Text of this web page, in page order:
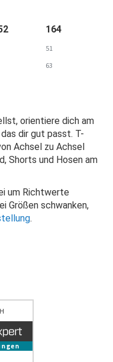
164
51
63
orientiere dich am
dir gut passt. T-
Achsel zu Achsel
Shorts und Hosen am
um Richtwerte
Größen schwanken,
.